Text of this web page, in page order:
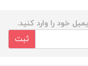
خود را وارد کنید.
ثبت